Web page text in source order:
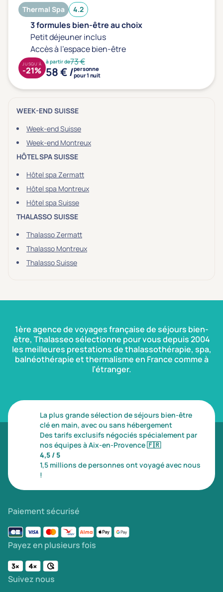
Thermal Spa 4.2
3 formules bien-être au choix
Petit déjeuner inclus
Accès à l'espace bien-être
à partir de73 €
58 € /personne
pour 1 nuit
JUSQU'À
-21%
WEEK-END SUISSE
Week-end Suisse
Week-end Montreux
HÔTEL SPA SUISSE
Hôtel spa Zermatt
Hôtel spa Montreux
Hôtel spa Suisse
THALASSO SUISSE
Thalasso Zermatt
Thalasso Montreux
Thalasso Suisse
1ère agence de voyages française de séjours bien-
être, Thalasseo sélectionne pour vous depuis 2004
les meilleures prestations de thalassothérapie, spa,
balnéothérapie et thermalisme en France comme à
l’étranger.
La plus grande sélection de séjours bien-être
clé en main, avec ou sans hébergement
Des tarifs exclusifs négociés spécialement par
nos équipes à Aix-en-Provence🇫🇷
4,5 / 5
1,5 millions de personnes ont voyagé avec nous
!
Paiement sécurisé
Payez en plusieurs fois
Suivez nous